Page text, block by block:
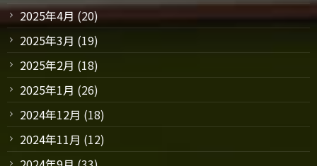
2025年4月 (20)
2025年3月 (19)
2025年2月 (18)
2025年1月 (26)
2024年12月 (18)
2024年11月 (12)